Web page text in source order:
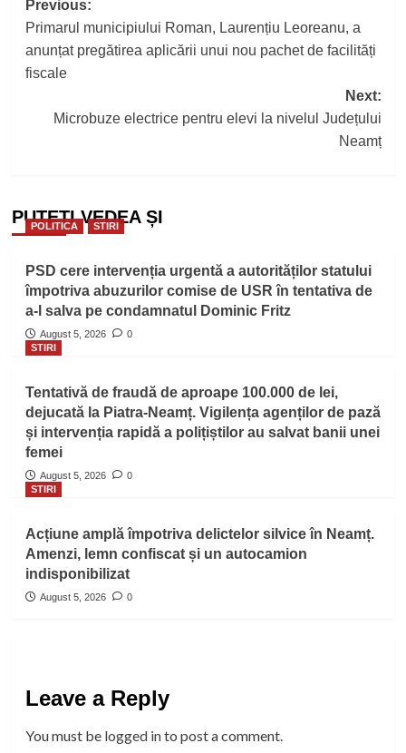
Post
navigation
Previous:
Primarul municipiului Roman, Laurențiu Leoreanu, a
anunțat pregătirea aplicării unui nou pachet de facilități
fiscale
Next:
Microbuze electrice pentru elevi la nivelul Județului
Neamț
PUTEȚI VEDEA ȘI
POLITICA STIRI
PSD cere intervenția urgentă a autorităților statului
împotriva abuzurilor comise de USR în tentativa de
a-l salva pe condamnatul Dominic Fritz
August 5, 2026
0
STIRI
Tentativă de fraudă de aproape 100.000 de lei,
dejucată la Piatra-Neamț. Vigilența agenților de pază
și intervenția rapidă a polițiștilor au salvat banii unei
femei
August 5, 2026
0
STIRI
Acțiune amplă împotriva delictelor silvice în Neamț.
Amenzi, lemn confiscat și un autocamion
indisponibilizat
August 5, 2026 0
Leave a Reply
You must be logged into post a comment.